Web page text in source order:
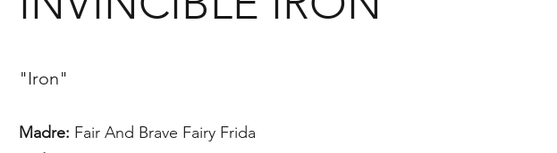
"Iron"
Madre: Fair And Brave Fairy Frida